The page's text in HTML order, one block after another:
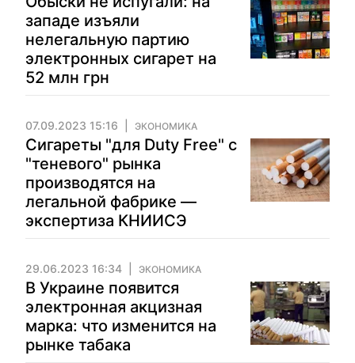
западе изъяли
нелегальную партию
электронных сигарет на
52 млн грн
07.09.2023 15:16 ЭКОНОМИКА
Сигареты "для Duty Free" с
"теневого" рынка
производятся на
легальной фабрике —
экспертиза КНИИСЭ
29.06.2023 16:34 ЭКОНОМИКА
В Украине появится
электронная акцизная
марка: что изменится на
рынке табака